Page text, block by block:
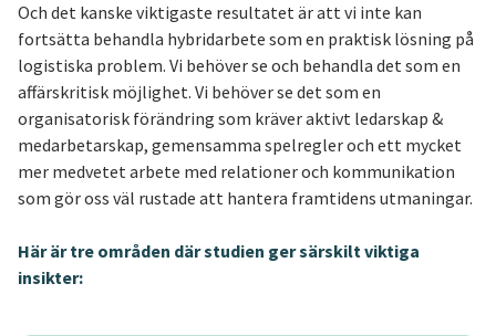
Och det kanske viktigaste resultatet är att vi inte kan
fortsätta behandla hybridarbete som en praktisk lösning på
logistiska problem. Vi behöver se och behandla det som en
affärskritisk möjlighet. Vi behöver se det som en
organisatorisk förändring som kräver aktivt ledarskap &
medarbetarskap, gemensamma spelregler och ett mycket
mer medvetet arbete med relationer och kommunikation
som gör oss väl rustade att hantera framtidens utmaningar.
Här är tre områden där studien ger särskilt viktiga
insikter: